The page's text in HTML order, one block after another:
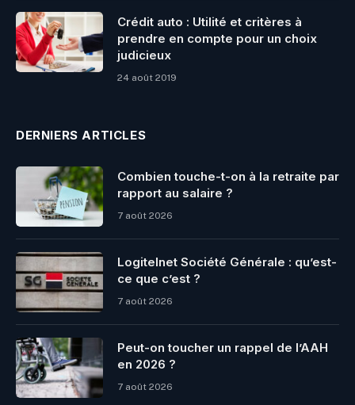
Crédit auto : Utilité et critères à
prendre en compte pour un choix
judicieux
24 août 2019
DERNIERS ARTICLES
Combien touche-t-on à la retraite par
rapport au salaire ?
7 août 2026
Logitelnet Société Générale : qu’est-
ce que c’est ?
7 août 2026
Peut-on toucher un rappel de l’AAH
en 2026 ?
7 août 2026